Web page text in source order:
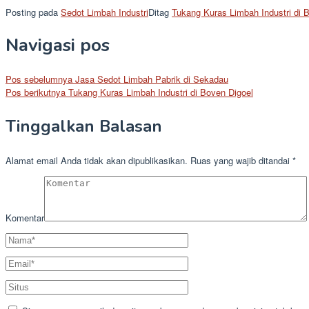
Posting pada Sedot Limbah IndustriDitag Tukang Kuras Limbah Industri di
Navigasi pos
Pos sebelumnya Jasa Sedot Limbah Pabrik di Sekadau
Pos berikutnya Tukang Kuras Limbah Industri di Boven Digoel
Tinggalkan Balasan
Alamat email Anda tidak akan dipublikasikan. Ruas yang wajib ditandai *
Komentar